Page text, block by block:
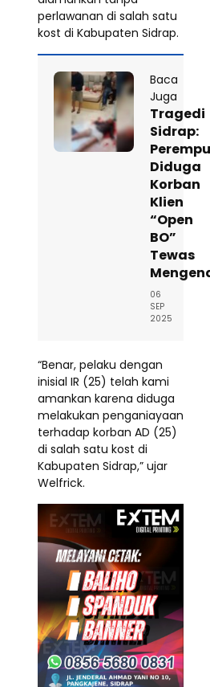
perlawanan di salah satu
kost di Kabupaten Sidrap.
Baca
Juga
Tragedi
Sidrap:
Diduga
Korban
Klien
“Open
BO”
Tewas
06
SEP
2025
“Benar, pelaku dengan
inisial IR (25) telah kami
amankan karena diduga
melakukan penganiayaan
terhadap korban AD (25)
di salah satu kost di
Kabupaten Sidrap,” ujar
Welfrick.